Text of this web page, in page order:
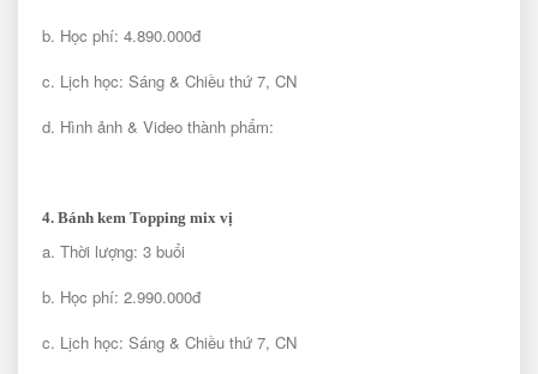
b. Học phí: 4.890.000đ
c. Lịch học: Sáng & Chiều thứ 7, CN
d. Hình ảnh & Video thành phẩm:
4. Bánh kem Topping mix vị
a. Thời lượng: 3 buổi
b. Học phí: 2.990.000đ
c. Lịch học: Sáng & Chiều thứ 7, CN